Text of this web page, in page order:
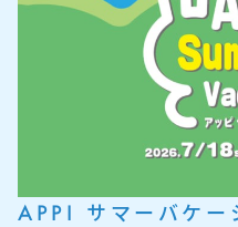
APPI サマーバケ